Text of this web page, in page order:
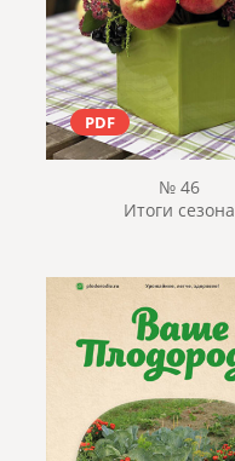
PDF
№ 46
Итоги сезона